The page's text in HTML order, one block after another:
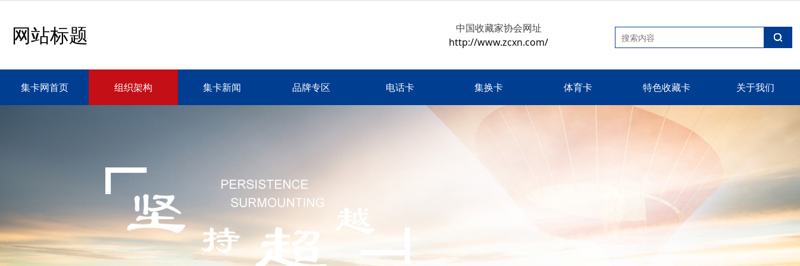
网站标题
中国收藏家协会网址
http://www.zcxn.com/
集卡网首页 组织架构 集卡新闻 品牌专区 电话卡 集换卡 体育卡 特色收藏卡 关于我们